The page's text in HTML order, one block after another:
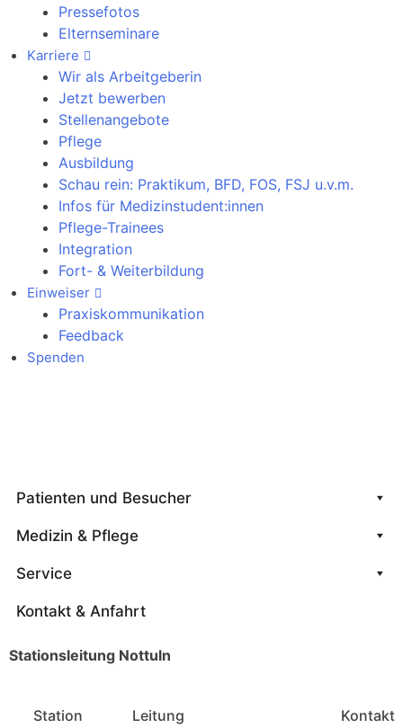
Pressefotos
Elternseminare
Karriere
Wir als Arbeitgeberin
Jetzt bewerben
Stellenangebote
Pflege
Ausbildung
Schau rein: Praktikum, BFD, FOS, FSJ u.v.m.
Infos für Medizinstudent:innen
Pflege-Trainees
Integration
Fort- & Weiterbildung
Einweiser
Praxiskommunikation
Feedback
Spenden
Patienten und Besucher
Medizin & Pflege
Service
Kontakt & Anfahrt
Stationsleitung Nottuln
Station Leitung Kontakt